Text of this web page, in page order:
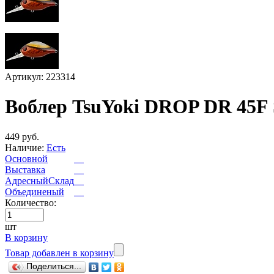
Артикул: 223314
Воблер TsuYoki DROP DR 45F
449 руб.
Наличие: Есть
Основной
Выставка
АдресныйСклад
Объединеный
Количество:
шт
В корзину
Товар добавлен в корзину
Поделиться...